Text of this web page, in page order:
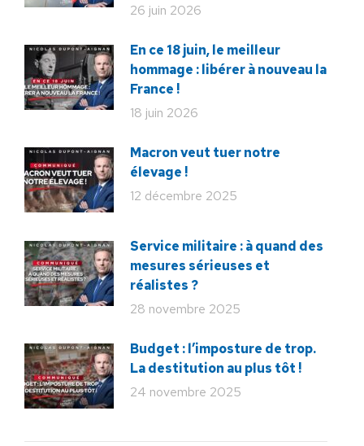
26 juin 2026
En ce 18 juin, le meilleur
hommage : libérer à nouveau la
France !
18 juin 2026
Macron veut tuer notre
élevage !
12 décembre 2025
Service militaire : à quand des
mesures sérieuses et
réalistes ?
28 novembre 2025
Budget : l’imposture de trop.
La destitution au plus tôt !
24 novembre 2025